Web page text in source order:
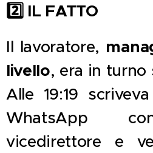
2️ IL FATTO
Il lavoratore,
livello, era in turno
Alle 19:19
WhatsApp
vicedirettore e